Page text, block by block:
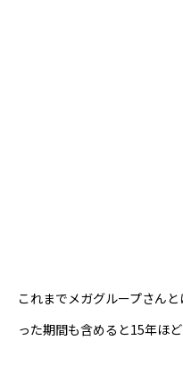
これまでメガグループさん
った期間も含めると15年ほ